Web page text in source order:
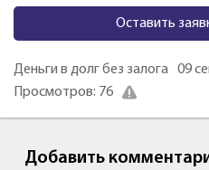
Оставить
Деньги в долг без залога
09
Просмотров: 76
Добавить